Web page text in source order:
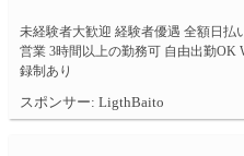
未経験者大歓迎 経験者優遇 全額日払
営業 3時間以上の勤務可 自由出勤OK
録制あり
スポンサー: LigthBaito